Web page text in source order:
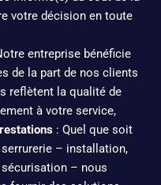
votre décision en toute
entreprise bénéficie
de la part de nos clients
reflètent la qualité de
à votre service,
: Quel que soit
– installation,
sécurisation – nous